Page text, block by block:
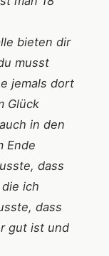
bieten dir
musst
jemals dort
Glück
in den
Ende
dass
ich
dass
gut ist und